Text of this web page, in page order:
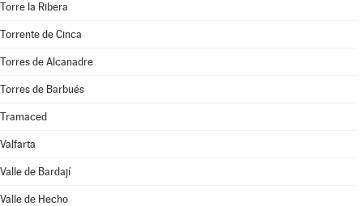
Torre la Ribera
Torrente de Cinca
Torres de Alcanadre
Torres de Barbués
Tramaced
Valfarta
Valle de Bardají
Valle de Hecho